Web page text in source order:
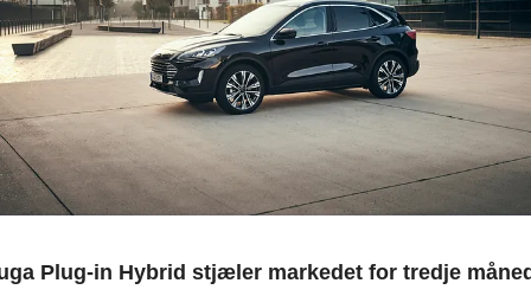
Plug-in Hybrid stjæler markedet for tredje